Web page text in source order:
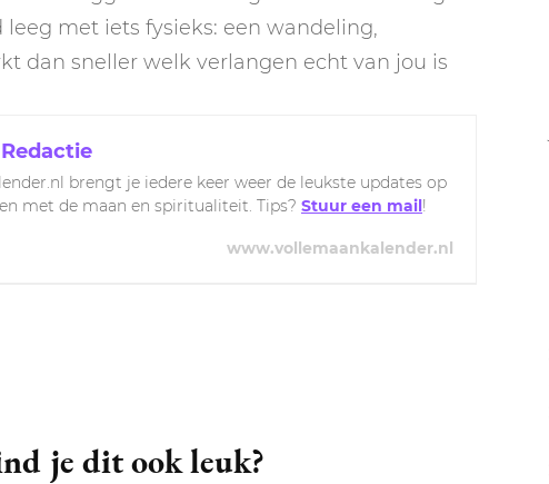
met iets fysieks: een wandeling,
dan sneller welk verlangen echt van jou is
brengt je iedere keer weer de leukste updates op
met de maan en spiritualiteit. Tips? Stuur een mail!
www.vollemaankalender.nl
je dit ook leuk?